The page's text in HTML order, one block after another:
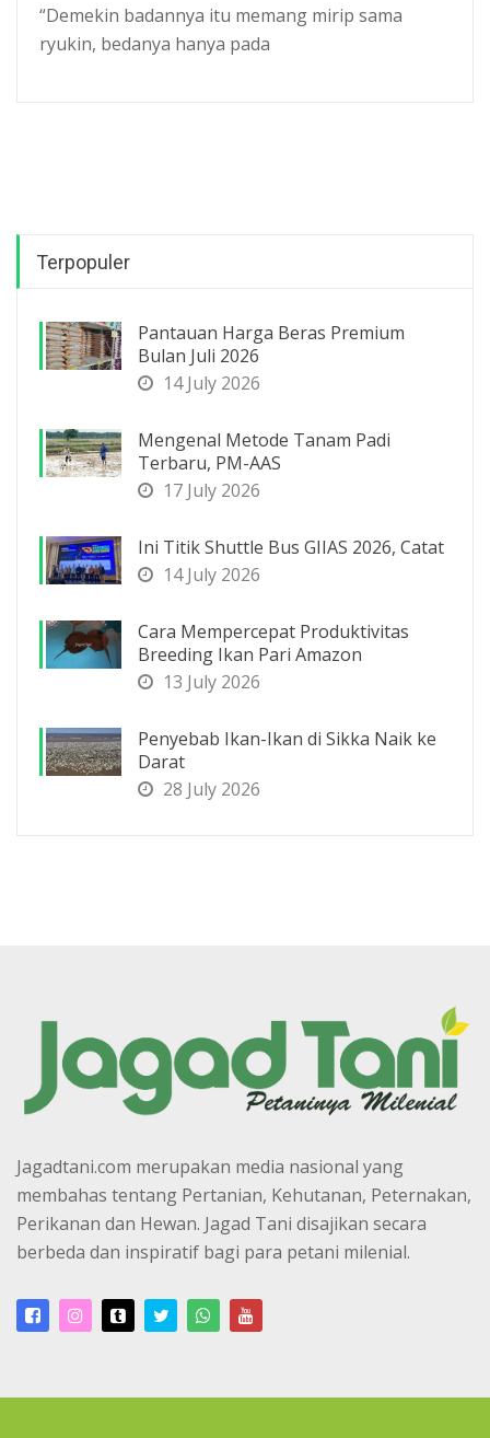
“Demekin badannya itu memang mirip sama
ryukin, bedanya hanya pada
Terpopuler
Pantauan Harga Beras Premium
Bulan Juli 2026
14 July 2026
Mengenal Metode Tanam Padi
Terbaru, PM-AAS
17 July 2026
Ini Titik Shuttle Bus GIIAS 2026, Catat
14 July 2026
Cara Mempercepat Produktivitas
Breeding Ikan Pari Amazon
13 July 2026
Penyebab Ikan-Ikan di Sikka Naik ke
Darat
28 July 2026
Jagadtani.com merupakan media nasional yang
membahas tentang Pertanian, Kehutanan, Peternakan,
Perikanan dan Hewan. Jagad Tani disajikan secara
berbeda dan inspiratif bagi para petani milenial.